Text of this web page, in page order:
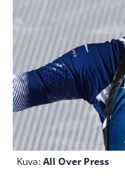
Kuva:All Over Press